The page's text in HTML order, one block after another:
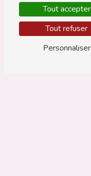
Tout accepter
Tout refuser
Personnaliser